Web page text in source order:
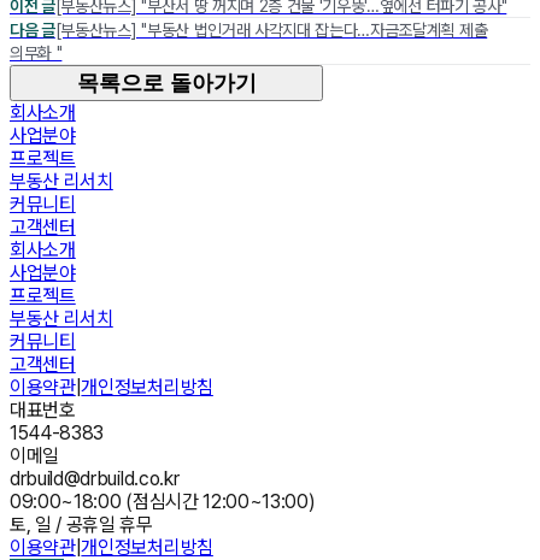
이전 글[부동산뉴스] "부산서 땅 꺼지며 2층 건물 '기우뚱'…옆에선 터파기 공사"
다음 글[부동산뉴스] "부동산 법인거래 사각지대 잡는다…자금조달계획 제출
의무화 "
목록으로 돌아가기
회사소개
사업분야
프로젝트
부동산 리서치
커뮤니티
고객센터
회사소개
사업분야
프로젝트
부동산 리서치
커뮤니티
고객센터
이용약관|개인정보처리방침
대표번호
1544-8383
이메일
drbuild@drbuild.co.kr
09:00~18:00 (점심시간 12:00~13:00)
토, 일 / 공휴일 휴무
이용약관|개인정보처리방침